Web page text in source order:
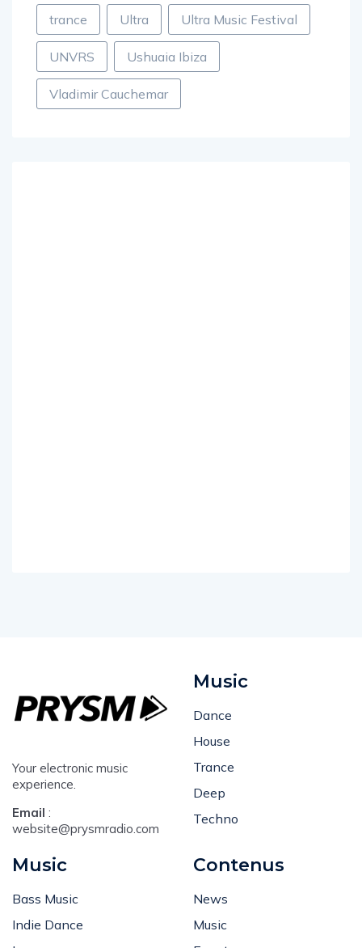
trance Ultra Ultra Music Festival
UNVRS Ushuaia Ibiza
Vladimir Cauchemar
Your electronic music
experience.
Email :
website@prysmradio.com
Music
Dance
House
Trance
Deep
Techno
Music
Bass Music
Indie Dance
Contenus
News
Music